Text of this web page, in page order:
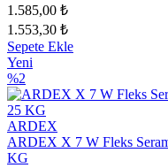
1.585,00 ₺
1.553,30 ₺
Sepete Ekle
Yeni
%2
ARDEX
ARDEX X 7 W Fleks
KG